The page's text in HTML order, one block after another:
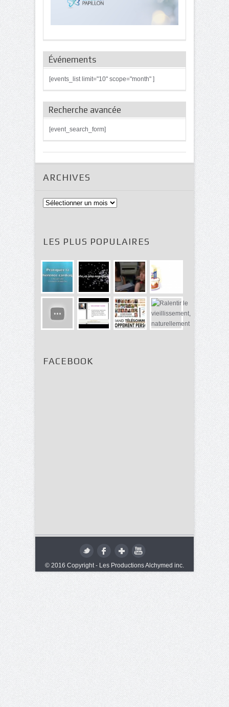
Événements
[events_list limit="10" scope="month" ]
Recherche avancée
[event_search_form]
ARCHIVES
Archives
LES PLUS POPULAIRES
FACEBOOK
© 2016 Copyright - Les Productions Alchymed inc.